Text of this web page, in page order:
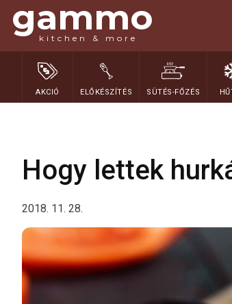
gammo
kitchen & more
AKCIÓ ELŐKÉSZÍTÉS SÜTÉS-FŐZÉS
Hogy lettek
2018. 11. 28.